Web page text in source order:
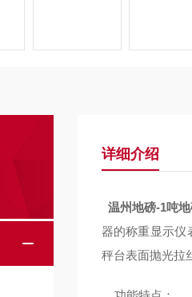
详细介绍
温州地磅-1吨
器的称重显示仪
秤台表面抛光拉